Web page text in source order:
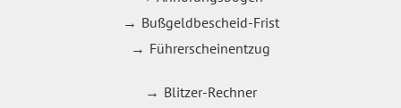
Bußgeldbescheid-Frist
Führerscheinentzug
Blitzer-Rechner